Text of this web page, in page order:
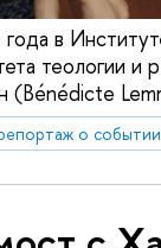
в
теологии и
о событии